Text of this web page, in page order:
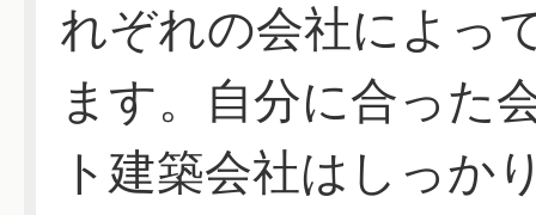
れぞれの会社によっ
ます。自分に合った
ト建築会社はしっか